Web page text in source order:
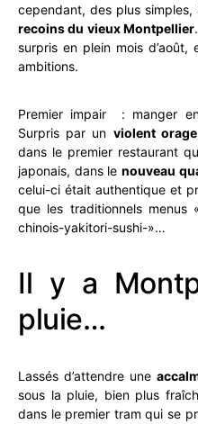
cependant, des plus
recoins du vieux Montpellier
surpris en plein mois
ambitions.
Premier impair : manger
Surpris par un violent orage
dans le premier restaurant
japonais, dans le nouveau
celui-ci était authentique et
que les traditionnels menus
chinois-yakitori-sushi-»…
Il y a
pluie…
Lassés d’attendre une
sous la pluie, bien plus
dans le premier tram qui se